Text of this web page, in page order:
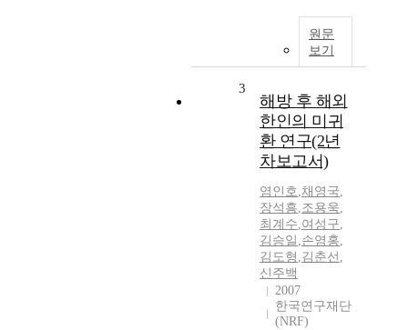
원문
보기
3
해방 후 해외
한인의 미귀
환 연구(2년
차보고서)
염인호,채영국,
장석흥,조용욱,
최계수,여성구,
김승일 ,손염홍,
김도형 ,김춘선 ,
신주백
2007
한국연구재단
(NRF)